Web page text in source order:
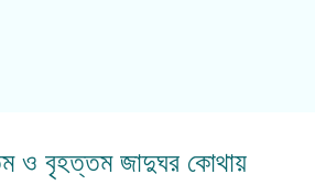
ও বৃহত্তম জাদুঘর কোথায়